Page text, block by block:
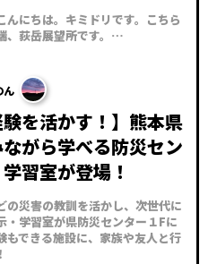
んにちは。キミドリです。こちら
、荻岳展望所です。…
ん
験を活かす！】熊本県
がら学べる防災セン
習室が登場！
の災害の教訓を活かし、次世代に
・学習室が県防災センター１Fに
できる施設に、家族や友人と行